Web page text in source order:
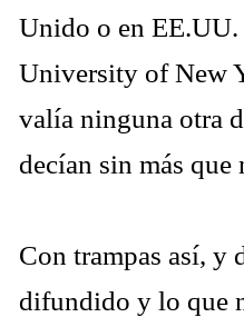
Unido o en EE.UU.
University of New
valía ninguna otra
decían sin más que
Con trampas así, y
difundido y lo que